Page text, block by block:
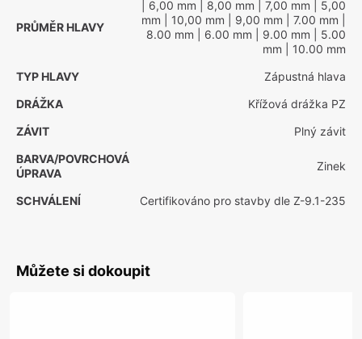
PRŮMĚR HLAVY
| 6,00 mm | 8,00 mm | 7,00 mm | 5,00
mm | 10,00 mm | 9,00 mm | 7.00 mm
8.00 mm | 6.00 mm | 9.00 mm | 5.00
mm | 10.00 mm
TYP HLAVY
Zápustná hlava
DRÁŽKA
Křížová drážka PZ
ZÁVIT
Plný závit
BARVA/POVRCHOVÁ
ÚPRAVA
Zinek
SCHVÁLENÍ Certifikováno pro stavby dle Z-9.1-235
Můžete si dokoupit